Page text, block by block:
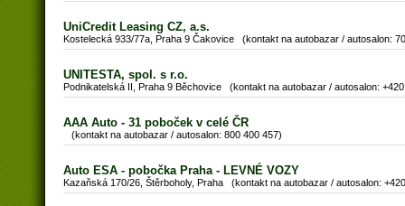
UniCredit Leasing CZ, a.s.
Kostelecká 933/77a, Praha 9 Čakovice (kontakt na autobazar / autosalon:
UNITESTA, spol. s r.o.
Podnikatelská II, Praha 9 Běchovice (kontakt na autobazar / autosalon:
AAA Auto - 31 poboček v celé ČR
(kontakt na autobazar / autosalon: 800 400 457)
Auto ESA - pobočka Praha - LEVNÉ VOZY
Kazaňská 170/26, Štěrboholy, Praha (kontakt na autobazar / autosalon: